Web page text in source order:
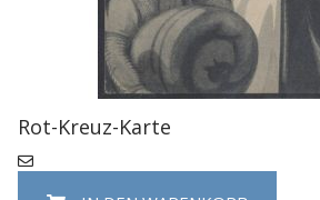
Rot-Kreuz-Karte